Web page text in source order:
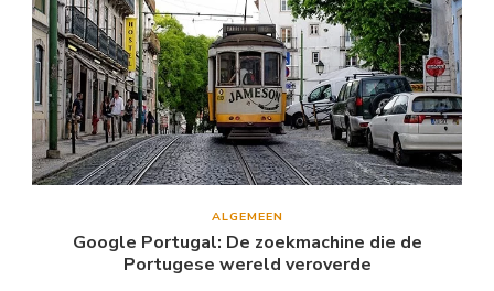
ALGEMEEN
Google Portugal: De zoekmachine die de
Portugese wereld veroverde